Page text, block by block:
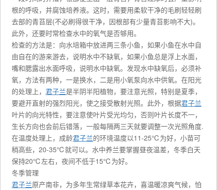
根的呼吸，并腐蚀培养液。这时，需要用柔软干净的毛刷轻轻刷
去部的青苔层(不必刷得很干净，因根部有少量青苔影响不大)。
此外，还要时常检查水中的氧气是否够用。
检查的方法是：向水培箱中放进两三条小鱼，如果小鱼在水中自
由自在的游来游去，说明水中不缺氧，如果小鱼总是浮上水面，
嘴和腮露出水面呼吸，说明水中缺氧。发现水中缺氧后，必须补
氧，方法有两种，一是换水，二是用小氧泵向水中供氧。在阳光
的处理上， 君子兰是半阴半阳植物，要注意光照，特别是夏季，
要避开直射的强烈阳光，使之接受散射光照。此外，根据君子兰
叶片的向光特性，要注意使叶片受光均匀，否则叶片长度不一，
生长方向也会前后错落，一般每隔两三天就要调整一次光照角度.
在温度处理上，成龄君子兰的环境温度以11-25℃为好，小苗可
稍高些，20-35℃就可以。水中养兰要掌握昼夜温差，冬季白天
保持20℃左右，夜间不低于15℃为好。
冬季管理
君子兰原产南非，为多年生常绿草本花卉，喜温暖凉爽气候，怕